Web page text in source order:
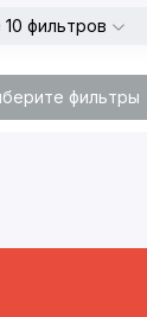
фильтров
фильтры